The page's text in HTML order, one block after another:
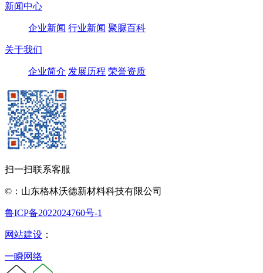
新闻中心
企业新闻 行业新闻 聚脲百科
关于我们
企业简介 发展历程 荣誉资质
扫一扫联系客服
©：山东格林沃德新材料科技有限公司
鲁ICP备2022024760号-1
网站建设 ：
一瞬网络